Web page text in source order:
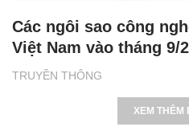
TRUYỀN THÔNG
Các ngôi sao công
Việt Nam vào tháng 9/
XEM THÊM